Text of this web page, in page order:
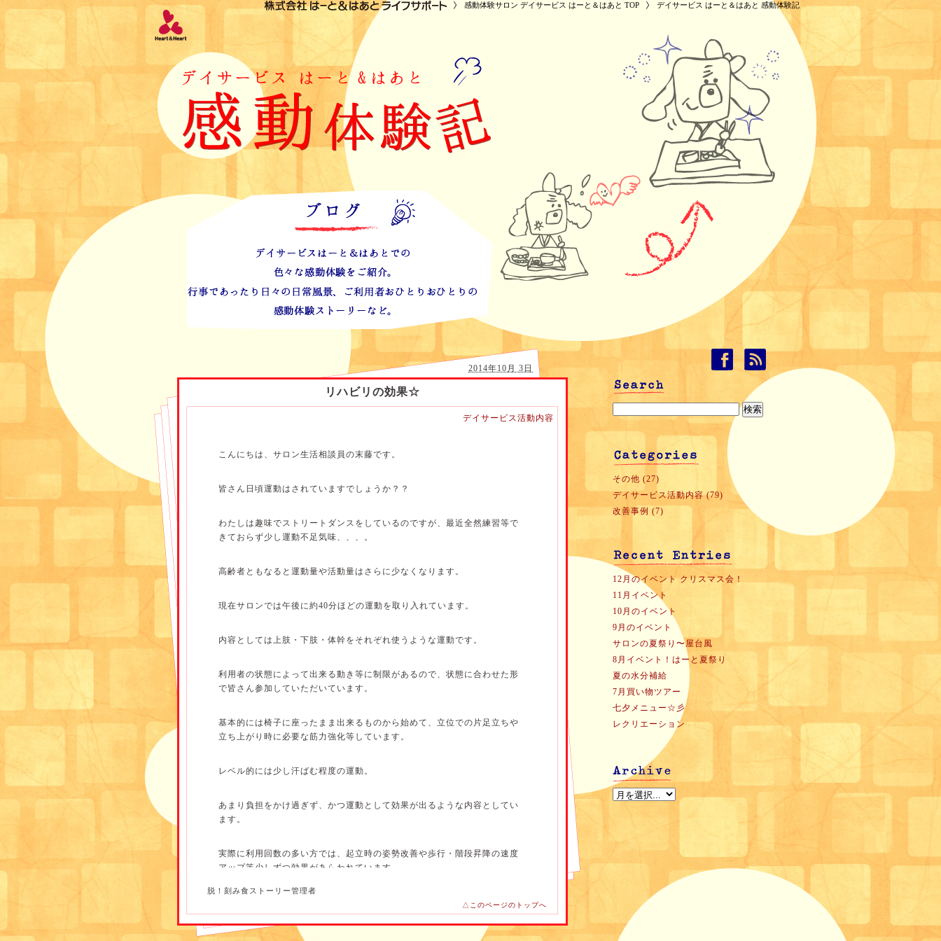
感動体験サロン デイサービス はーと＆はあと TOP デイサービス はーと＆はあと 感動体験記
2014年10月 3日
リハビリの効果☆
デイサービス活動内容
こんにちは、サロン生活相談員の末藤です。
皆さん日頃運動はされていますでしょうか？？
わたしは趣味でストリートダンスをしているのですが、最近全然練習等で
きておらず少し運動不足気味、、、。
高齢者ともなると運動量や活動量はさらに少なくなります。
現在サロンでは午後に約40分ほどの運動を取り入れています。
内容としては上肢・下肢・体幹をそれぞれ使うような運動です。
利用者の状態によって出来る動き等に制限があるので、状態に合わせた形
で皆さん参加していただいています。
基本的には椅子に座ったまま出来るものから始めて、立位での片足立ちや
立ち上がり時に必要な筋力強化等しています。
レベル的には少し汗ばむ程度の運動。
あまり負担をかけ過ぎず、かつ運動として効果が出るような内容としてい
ます。
実際に利用回数の多い方では、起立時の姿勢改善や歩行・階段昇降の速度
アップ等少しずつ効果があらわれています。
利用者によってはシルバーカーを使用しないと外出できなかった方が、杖
歩行でバスを使用し通院できるようになった方もいらっしゃいます。
脱！刻み食ストーリー管理者
△このページのトップへ
その他 (27)
デイサービス活動内容 (79)
改善事例 (7)
12月のイベント クリスマス会！
11月イベント
10月のイベント
9月のイベント
サロンの夏祭り〜屋台風
8月イベント！はーと夏祭り
夏の水分補給
7月買い物ツアー
七夕メニュー☆彡
レクリエーション